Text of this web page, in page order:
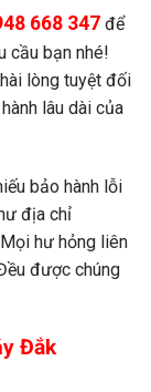
668 347 để
cầu bạn nhé!
lòng tuyệt đối
lâu dài của
bảo hành lỗi
địa chỉ
hư hỏng liên
được chúng
Đắk